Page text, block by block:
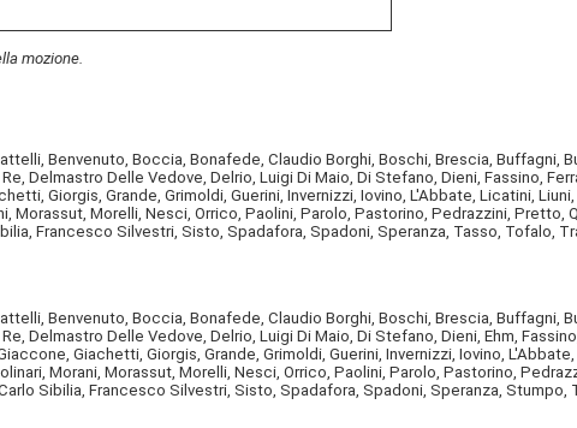
mozione.
Benvenuto, Boccia, Bonafede, Claudio Borghi, Boschi, Brescia, Buffagni,
Delmastro Delle Vedove, Delrio, Luigi Di Maio, Di Stefano, Dieni, Fassino,
Giorgis, Grande, Grimoldi, Guerini, Invernizzi, Iovino, L'Abbate, Licatini,
Morassut, Morelli, Nesci, Orrico, Paolini, Parolo, Pastorino, Pedrazzini, Pretto,
Francesco Silvestri, Sisto, Spadafora, Spadoni, Speranza, Tasso, Tofalo,
Benvenuto, Boccia, Bonafede, Claudio Borghi, Boschi, Brescia, Buffagni,
Delmastro Delle Vedove, Delrio, Luigi Di Maio, Di Stefano, Dieni, Ehm,
Giachetti, Giorgis, Grande, Grimoldi, Guerini, Invernizzi, Iovino,
Morani, Morassut, Morelli, Nesci, Orrico, Paolini, Parolo, Pastorino,
Sibilia, Francesco Silvestri, Sisto, Spadafora, Spadoni, Speranza, Stumpo,